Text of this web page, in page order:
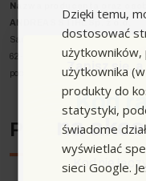
Nazwa producenta oraz
ANDREAS STIHL Sp. z o.o.
Sady, ul. Poznańska 16
62-080 Tarnowo Podgórne
poczta@stihl.pl
Podobne
Dzięki temu,
dostosować
użytkownika
produkty do
statystyki,
świadome
wyświetlać
sieci Google.
Zapisz się,
Kod
na
Kod nie